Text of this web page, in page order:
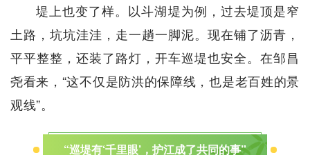
堤上也变了样。以斗湖堤为例，过去堤顶是窄
土路，坑坑洼洼，走一趟一脚泥。现在铺了沥青，
平平整整，还装了路灯，开车巡堤也安全。在邹昌
尧看来，“这不仅是防洪的保障线，也是老百姓的景
观线”。
“巡堤有‘千里眼’，护江成了共同的事”